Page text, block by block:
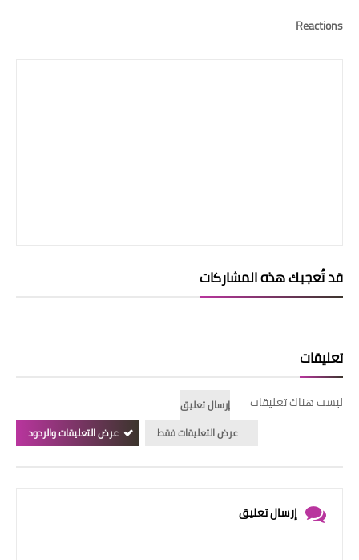
Reactions
قد تُعجبك هذه المشاركات
تعليقات
ليست هناك تعليقات
إرسال تعليق
عرض التعليقات فقط
عرض التعليقات والردود
إرسال تعليق